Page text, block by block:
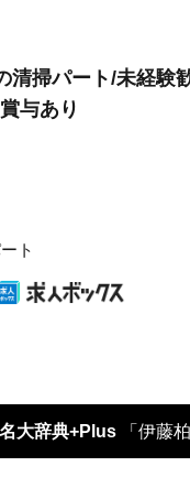
清掃パート/未経験
与あり
ト
大辞典+Plus 「伊藤